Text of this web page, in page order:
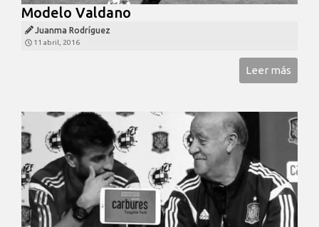
Modelo Valdano
Juanma Rodríguez
11 abril, 2016
Leer más